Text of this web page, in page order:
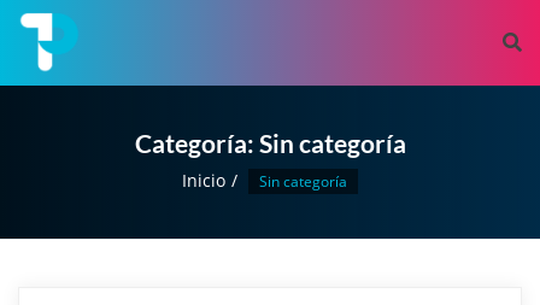
Categoría: Sin categoría
Inicio Sin categoría